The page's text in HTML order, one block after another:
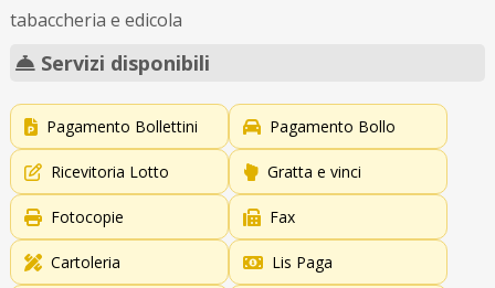
tabaccheria e edicola
Servizi disponibili
Pagamento Bollettini Pagamento Bollo
Ricevitoria Lotto Gratta e vinci
Fotocopie Fax
Cartoleria Lis Paga